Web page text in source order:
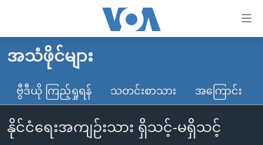
လွယ်ကူ
သည့်
Link
များ
မူလစာမျက်နှာ
မြန်မာ
ကမ္ဘာ့သတင်းများ
နိုင်ငံတကာ
ဗွီဒီယို
အသံဖိုင်များ
ဗွီဒီယို ကြည့်ရှုရန် သတင်းစာသား အကြောင်း
နိုင်ငံရေးအကျဉ်းသား ရှိသင့်-မရှိသင့်